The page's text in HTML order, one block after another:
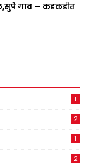
गाव — कडकडीत
1
2
1
2